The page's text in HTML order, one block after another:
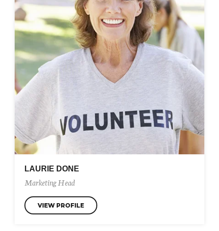
LAURIE DONE
Marketing Head
VIEW PROFILE